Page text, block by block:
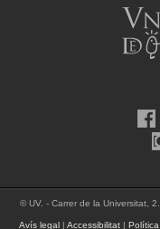
©UV. - Carrer de la Universitat,
Avís legal| Accessibilitat|